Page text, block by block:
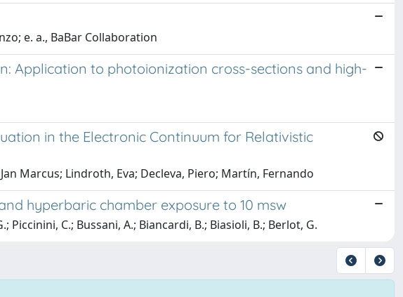
e. a., BaBar Collaboration
Application to photoionization cross-sections and high-
in the Electronic Continuum for Relativistic
Marcus; Lindroth, Eva; Decleva, Piero; Martín, Fernando
hyperbaric chamber exposure to 10 msw
Piccinini, C.; Bussani, A.; Biancardi, B.; Biasioli, B.; Berlot, G.